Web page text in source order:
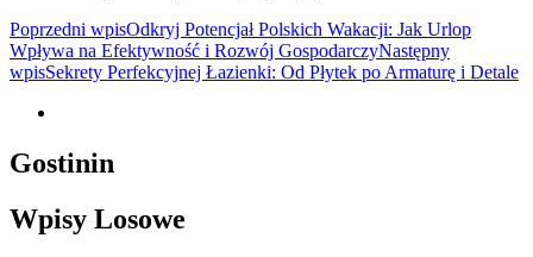
Nawigacja
wpisu
Poprzedni wpisOdkryj Potencjał Polskich Wakacji: Jak Urlop
Wpływa na Efektywność i Rozwój GospodarczyNastępny
wpisSekrety Perfekcyjnej Łazienki: Od Płytek po Armaturę i Detale
Gostinin
Wpisy Losowe